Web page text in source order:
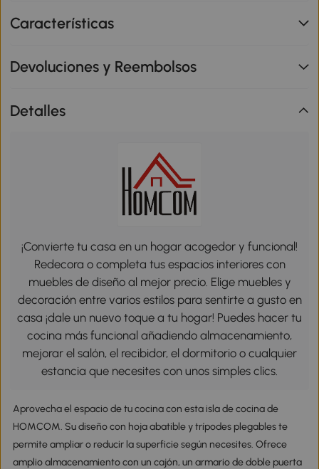
Características
Devoluciones y Reembolsos
Detalles
¡Convierte tu casa en un hogar acogedor y funcional!
Redecora o completa tus espacios interiores con
muebles de diseño al mejor precio. Elige muebles y
decoración entre varios estilos para sentirte a gusto en
casa ¡dale un nuevo toque a tu hogar! Puedes hacer tu
cocina más funcional añadiendo almacenamiento,
mejorar el salón, el recibidor, el dormitorio o cualquier
estancia que necesites con unos simples clics.
Aprovecha el espacio de tu cocina con esta isla de cocina de
HOMCOM. Su diseño con hoja abatible y trípodes plegables te
permite ampliar o reducir la superficie según necesites. Ofrece
amplio almacenamiento con un cajón, un armario de doble puerta